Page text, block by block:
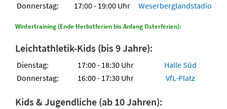
Donnerstag:
17:00 - 19:00 Uhr Weserberglandstadion
Wintertraining (Ende Herbstferien bis Anfang Osterferien):
Leichtathletik-Kids (bis 9 Jahre):
Dienstag: 17:00 - 18:30 Uhr
Halle Süd
Donnerstag:
16:00 - 17:30 Uhr VfL-Platz
Kids & Jugendliche (ab 10 Jahren):